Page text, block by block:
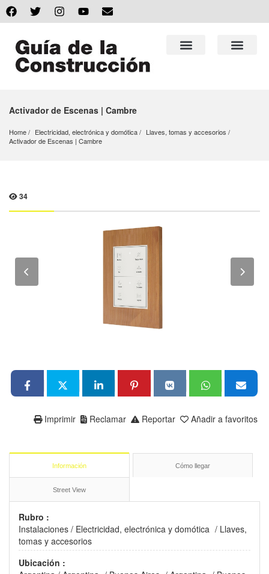
Activador de Escenas | Cambre
Home Electricidad, electrónica y domótica
Llaves, tomas y accesorios
Activador de Escenas | Cambre
34
Añadir a favoritos
Reportar
Reclamar
Imprimir
Información Cómo llegar
Street View
Rubro :
Instalaciones / Electricidad, electrónica y domótica / Llaves,
tomas y accesorios
Ubicación :